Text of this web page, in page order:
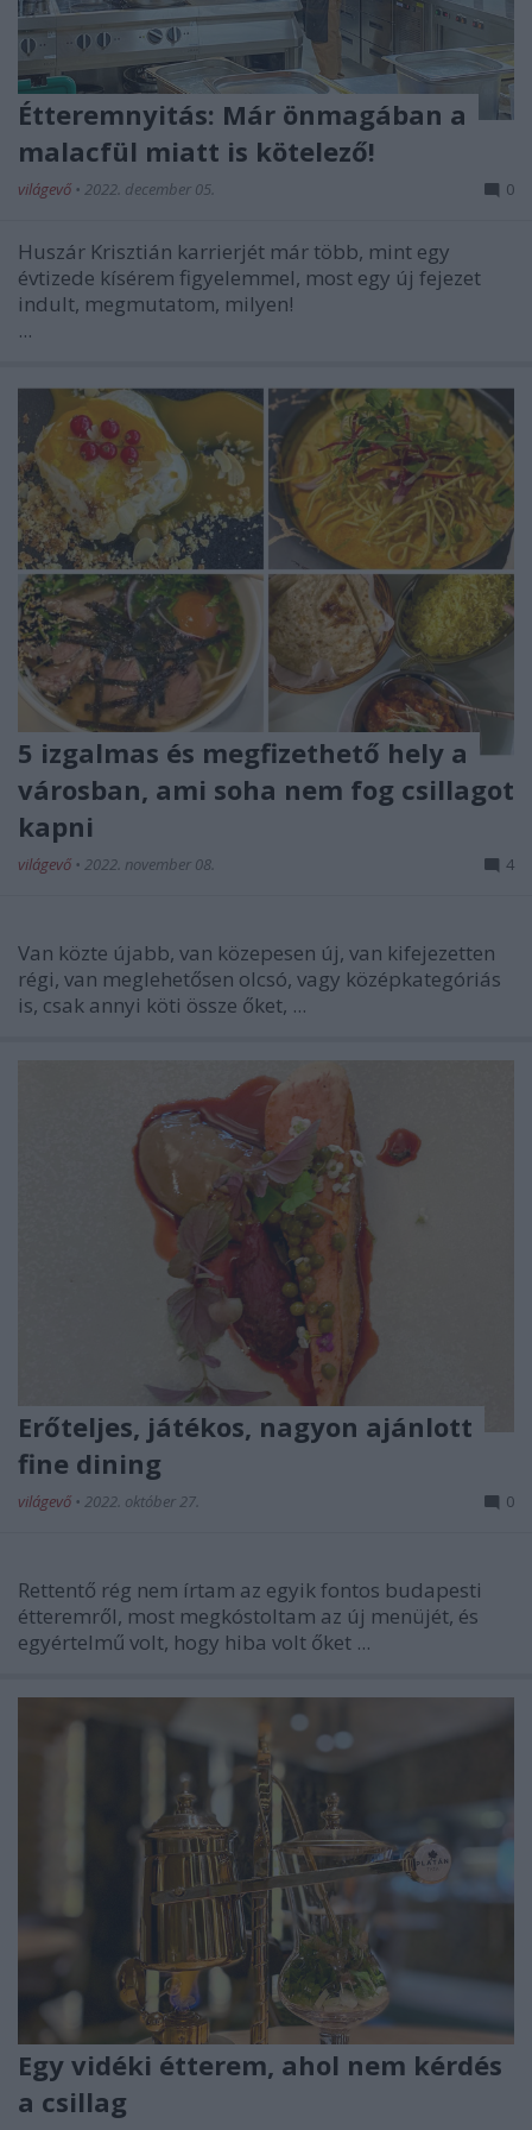
Étteremnyitás: Már önmagában a
malacfül miatt is kötelező!
világevő • 2022. december 05. 0
Huszár Krisztián karrierjét már több, mint egy
évtizede kísérem figyelemmel, most egy új fejezet
indult, megmutatom, milyen!
...
5 izgalmas és megfizethető hely a
városban, ami soha nem fog csillagot
kapni
világevő • 2022. november 08. 4
Van közte újabb, van közepesen új, van kifejezetten
régi, van meglehetősen olcsó, vagy középkategóriás
is, csak annyi köti össze őket, ...
Erőteljes, játékos, nagyon ajánlott
fine dining
világevő • 2022. október 27. 0
Rettentő rég nem írtam az egyik fontos budapesti
étteremről, most megkóstoltam az új menüjét, és
egyértelmű volt, hogy hiba volt őket ...
Egy vidéki étterem, ahol nem kérdés
a csillag